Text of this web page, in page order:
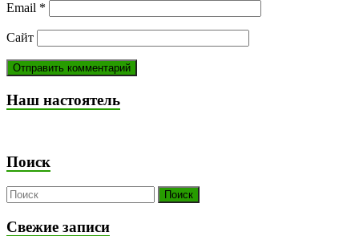
Email *
Сайт
Наш настоятель
Поиск
Свежие записи